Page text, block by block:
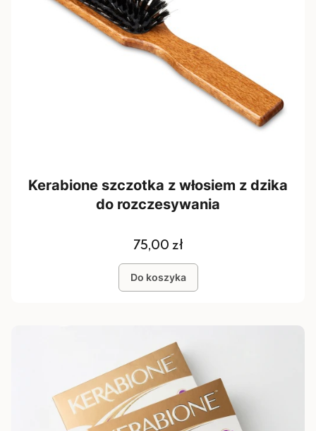
Kerabione szczotka z włosiem z dzika
do rozczesywania
Cena
75,00 zł
Do koszyka